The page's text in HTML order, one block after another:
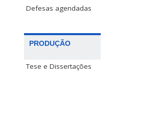
Defesas agendadas
PRODUÇÃO
Tese e Dissertações